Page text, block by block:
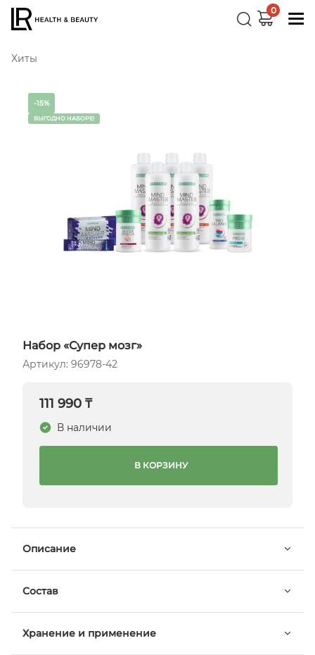
0
Хиты
-15%
ВЫГОДНО НАБОРЕ!
Набор «Супер мозг»
Артикул: 96978-42
111 990 ₸
В наличии
В КОРЗИНУ
Описание
Состав
Хранение и применение